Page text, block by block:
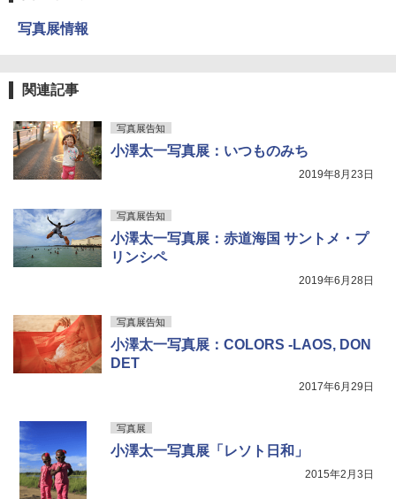
写真展情報
関連記事
写真展告知
小澤太一写真展：いつものみち
2019年8月23日
写真展告知
小澤太一写真展：赤道海国 サントメ・プ
リンシペ
2019年6月28日
写真展告知
小澤太一写真展：COLORS -LAOS, DON
DET
2017年6月29日
写真展
小澤太一写真展「レソト日和」
2015年2月3日